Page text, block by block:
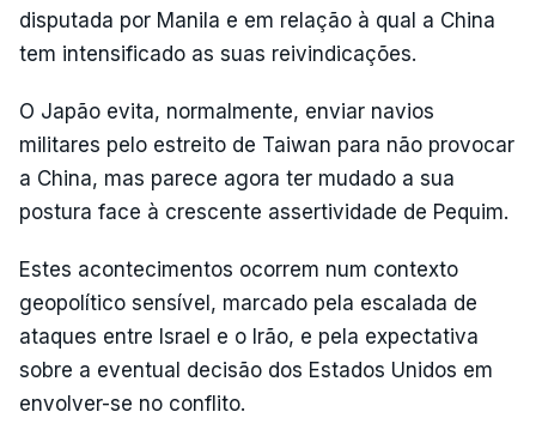
disputada por Manila e em relação à qual a China
tem intensificado as suas reivindicações.
O Japão evita, normalmente, enviar navios
militares pelo estreito de Taiwan para não provocar
a China, mas parece agora ter mudado a sua
postura face à crescente assertividade de Pequim.
Estes acontecimentos ocorrem num contexto
geopolítico sensível, marcado pela escalada de
ataques entre Israel e o Irão, e pela expectativa
sobre a eventual decisão dos Estados Unidos em
envolver-se no conflito.